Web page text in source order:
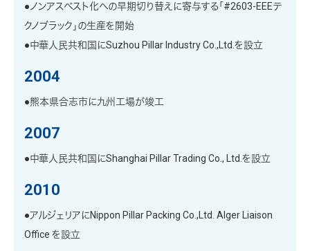
●ノンアスベスト化への早期切り替えに寄与する「#2603-EEEテ
クノブラック」の生産を開始
●中華人民共和国にSuzhou Pillar Industry Co.,Ltd.を設立
2004
●熊本県合志市に九州工場が竣工
2007
●中華人民共和国にShanghai Pillar Trading Co., Ltd.を設立
2010
●アルジェリアにNippon Pillar Packing Co.,Ltd. Alger Liaison
Office を設立